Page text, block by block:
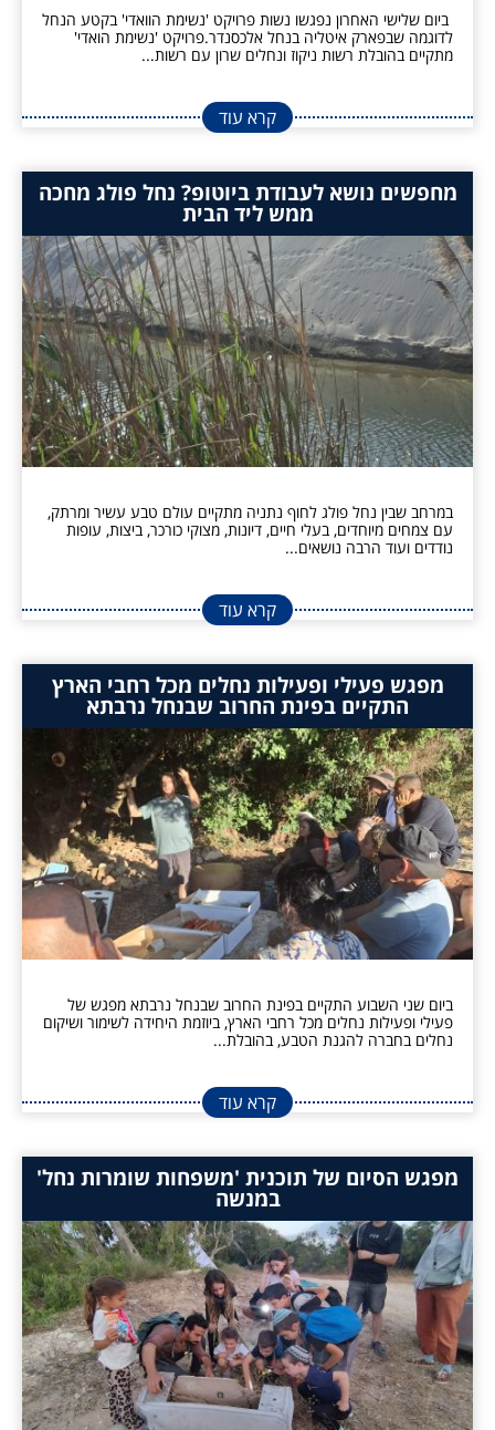
ביום שלישי האחרון נפגשו נשות פרויקט 'נשימת הוואדי' בקטע הנחל
לדוגמה שבפארק איטליה בנחל אלכסנדר.פרויקט 'נשימת הואדי'
מתקיים בהובלת רשות ניקוז ונחלים שרון עם רשות...
קרא עוד
מחפשים נושא לעבודת ביוטופ? נחל פולג מחכה
ממש ליד הבית
במרחב שבין נחל פולג לחוף נתניה מתקיים עולם טבע עשיר ומרתק,
עם צמחים מיוחדים, בעלי חיים, דיונות, מצוקי כורכר, ביצות, עופות
נודדים ועוד הרבה נושאים...
קרא עוד
מפגש פעילי ופעילות נחלים מכל רחבי הארץ
התקיים בפינת החרוב שבנחל נרבתא
ביום שני השבוע התקיים בפינת החרוב שבנחל נרבתא מפגש של
פעילי ופעילות נחלים מכל רחבי הארץ, ביוזמת היחידה לשימור ושיקום
נחלים בחברה להגנת הטבע, בהובלת...
קרא עוד
מפגש הסיום של תוכנית 'משפחות שומרות נחל'
במנשה